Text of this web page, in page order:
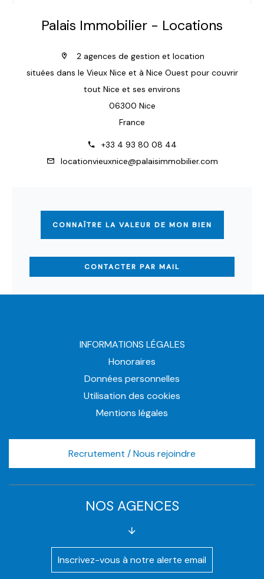
Palais Immobilier - Locations
2 agences de gestion et location
situées dans le Vieux Nice et à Nice Ouest pour couvrir
tout Nice et ses environs
06300 Nice
France
+33 4 93 80 08 44
locationvieuxnice@palaisimmobilier.com
CONNAÎTRE LA VALEUR DE MON BIEN
CONTACTER PAR MAIL
INFORMATIONS LÉGALES
Honoraires
Données personnelles
Utilisation des cookies
Mentions légales
Recrutement / Nous rejoindre
NOS AGENCES
Inscrivez-vous à notre alerte email